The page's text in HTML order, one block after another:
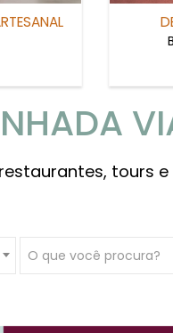
tours
O que você procura?